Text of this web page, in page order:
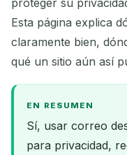
proteger su
Esta página explica
claramente bien,
qué un sitio aún así
EN RESUMEN
Sí, usar correo
para privacidad,